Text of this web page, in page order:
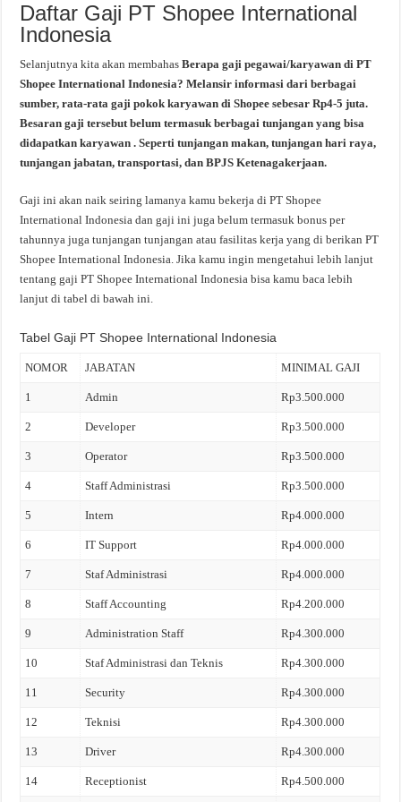
Daftar Gaji PT Shopee International
Indonesia
Selanjutnya kita akan membahasBerapa gaji pegawai/karyawan di PT
Shopee International Indonesia? Melansir informasi dari berbagai
sumber, rata-rata gaji pokok karyawan di Shopee sebesar Rp4-5 juta.
Besaran gaji tersebut belum termasuk berbagai tunjangan yang bisa
didapatkan karyawan . Seperti tunjangan makan, tunjangan hari raya,
tunjangan jabatan, transportasi, dan BPJS Ketenagakerjaan.
Gaji ini akan naik seiring lamanya kamu bekerja di PT Shopee
International Indonesia dan gaji ini juga belum termasuk bonus per
tahunnya juga tunjangan tunjangan atau fasilitas kerja yang di berikan PT
Shopee International Indonesia. Jika kamu ingin mengetahui lebih lanjut
tentang gaji PT Shopee International Indonesia bisa kamu baca lebih
lanjut di tabel di bawah ini.
Tabel Gaji PT Shopee International Indonesia
NOMOR JABATAN MINIMAL GAJI
1 Admin Rp3.500.000
2 Developer Rp3.500.000
3 Operator Rp3.500.000
4 Staff Administrasi Rp3.500.000
5 Intern Rp4.000.000
6 IT Support Rp4.000.000
7 Staf Administrasi Rp4.000.000
8 Staff Accounting Rp4.200.000
9 Administration Staff Rp4.300.000
10 Staf Administrasi dan Teknis Rp4.300.000
11 Security Rp4.300.000
12 Teknisi Rp4.300.000
13 Driver Rp4.300.000
14 Receptionist Rp4.500.000